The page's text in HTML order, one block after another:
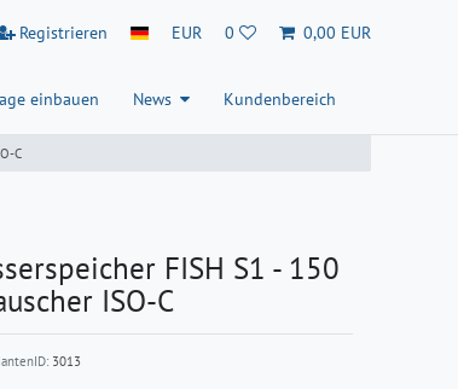
Registrieren EUR 0 0,00 EUR
einbauen News Kundenbereich
C
FISH S1 - 150
ISO-C
3013